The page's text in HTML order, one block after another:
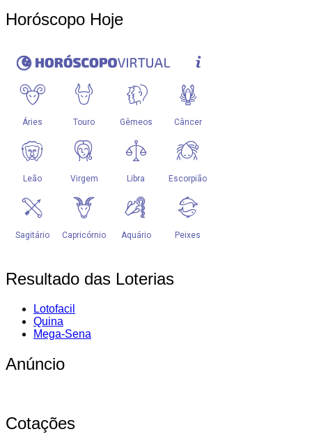
Horóscopo Hoje
Resultado das Loterias
Lotofacil
Quina
Mega-Sena
Anúncio
Cotações